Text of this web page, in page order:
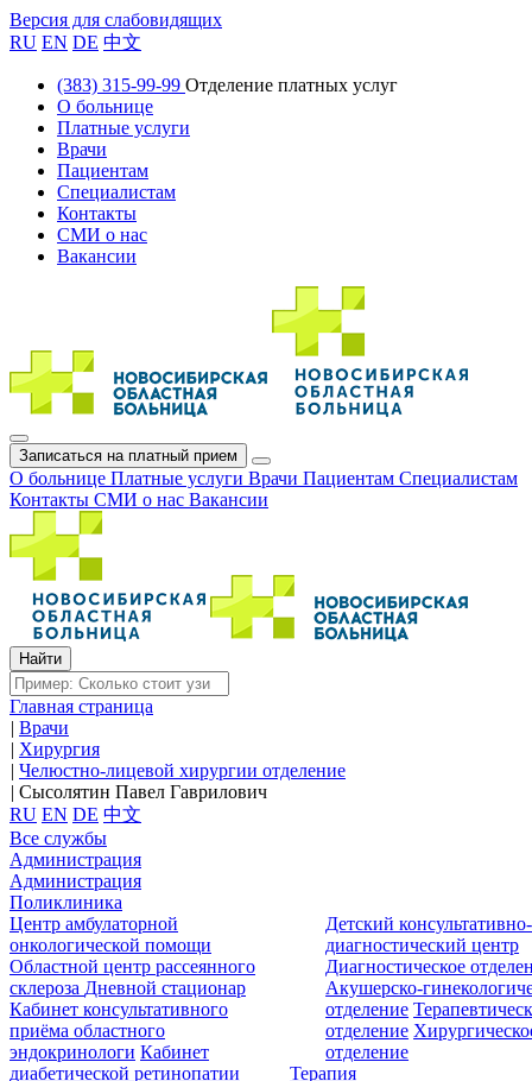
Версия для слабовидящих
RU EN DE 中文
(383) 315-99-99 Отделение платных услуг
О больнице
Платные услуги
Врачи
Пациентам
Специалистам
Контакты
СМИ о нас
Вакансии
Записаться на платный прием
О больнице Платные услуги Врачи Пациентам Специалистам
Контакты СМИ о нас Вакансии
Главная страница
| Врачи
| Хирургия
| Челюстно-лицевой хирургии отделение
| Сысолятин Павел Гаврилович
RU EN DE 中文
Все службы
Администрация
Администрация
Поликлиника
Центр амбулаторной
онкологической помощи
Областной центр рассеянного
склероза Дневной стационар
Кабинет консультативного
приёма областного
эндокринологи Кабинет
диабетической ретинопатии
Детский консультативно-
диагностический центр
Диагностическое
Акушерско-
отделение
отделение
отделение
Терапия